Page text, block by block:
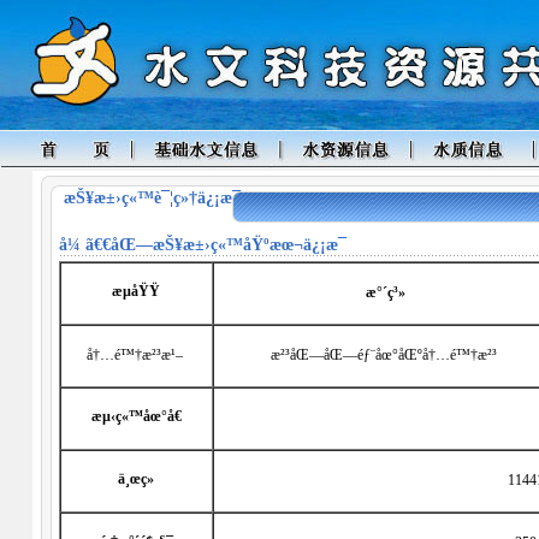
æŠ¥æ±›ç«™è¯¦ç»†ä¿¡æ¯
å¼ ã€€åŒ—æŠ¥æ±›ç«™åŸºæœ¬ä¿¡æ¯
æµåŸŸ æ°´ç³»
å†…é™†æ²³æ¹– æ²³åŒ—åŒ—éƒ¨åœ°åŒºå†…é™†æ²³
æµ‹ç«™åœ°å€
ä¸œç»